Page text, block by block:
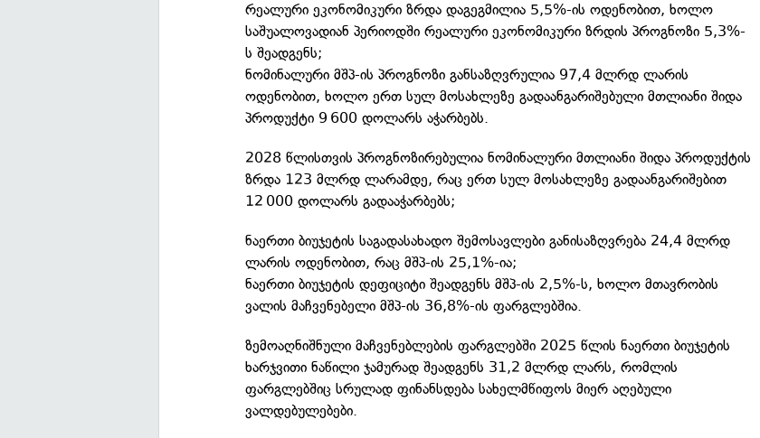
რეალური ეკონომიკური ზრდა დაგეგმილია 5,5%-ის ოდენობით, ხოლო
საშუალოვადიან პერიოდში რეალური ეკონომიკური ზრდის პროგნოზი 5,3%-
ს შეადგენს;
ნომინალური მშპ-ის პროგნოზი განსაზღვრულია 97,4 მლრდ ლარის
ოდენობით, ხოლო ერთ სულ მოსახლეზე გადაანგარიშებული მთლიანი შიდა
პროდუქტი 9 600 დოლარს აჭარბებს.
2028 წლისთვის პროგნოზირებულია ნომინალური მთლიანი შიდა პროდუქტის
ზრდა 123 მლრდ ლარამდე, რაც ერთ სულ მოსახლეზე გადაანგარიშებით
12 000 დოლარს გადააჭარბებს;
ნაერთი ბიუჯეტის საგადასახადო შემოსავლები განისაზღვრება 24,4 მლრდ
ლარის ოდენობით, რაც მშპ-ის 25,1%-ია;
ნაერთი ბიუჯეტის დეფიციტი შეადგენს მშპ-ის 2,5%-ს, ხოლო მთავრობის
ვალის მაჩვენებელი მშპ-ის 36,8%-ის ფარგლებშია.
ზემოაღნიშნული მაჩვენებლების ფარგლებში 2025 წლის ნაერთი ბიუჯეტის
ხარჯვითი ნაწილი ჯამურად შეადგენს 31,2 მლრდ ლარს, რომლის
ფარგლებშიც სრულად ფინანსდება სახელმწიფოს მიერ აღებული
ვალდებულებები.